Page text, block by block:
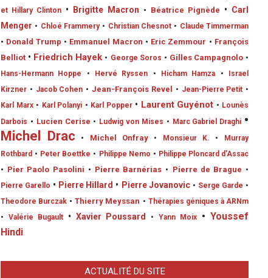
et Hillary Clinton • Brigitte Macron • Béatrice Pignède • Carl
Menger • Chloé Frammery • Christian Chesnot • Claude Timmerman
• Donald Trump • Emmanuel Macron • Eric Zemmour • François
Belliot • Friedrich Hayek • George Soros • Gilles Campagnolo •
Hans-Hermann Hoppe
• Hervé Ryssen • Hicham Hamza •
Israel
Kirzner • Jacob Cohen • Jean-François Revel • Jean-Pierre Petit •
Karl Marx • Karl Polanyi • Karl Popper • Laurent Guyénot • Lounès
Darbois • Lucien Cerise • Ludwig von Mises • Marc Gabriel Draghi •
Michel Drac
• Michel Onfray • Monsieur K. •
Murray
Rothbard • Peter Boettke • Philippe Nemo • Philippe Ploncard d'Assac
• Pier Paolo Pasolini • Pierre Barnérias • Pierre de Brague •
Pierre Garello • Pierre Hillard • Pierre Jovanovic • Serge Garde •
Theodore Burczak • Thierry Meyssan • Thérapies géniques à ARNm
•
Valérie Bugault • Xavier Poussard • Yann Moix • Youssef
Hindi
ACTUALITÉ DU SITE